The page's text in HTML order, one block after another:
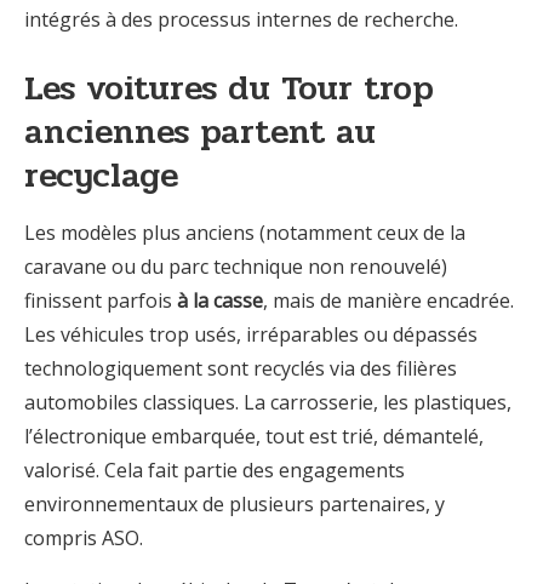
intégrés à des processus internes de recherche.
Les voitures du Tour trop
anciennes partent au
recyclage
Les modèles plus anciens (notamment ceux de la
caravane ou du parc technique non renouvelé)
finissent parfois à la casse, mais de manière encadrée.
Les véhicules trop usés, irréparables ou dépassés
technologiquement sont recyclés via des filières
automobiles classiques. La carrosserie, les plastiques,
l’électronique embarquée, tout est trié, démantelé,
valorisé. Cela fait partie des engagements
environnementaux de plusieurs partenaires, y
compris ASO.